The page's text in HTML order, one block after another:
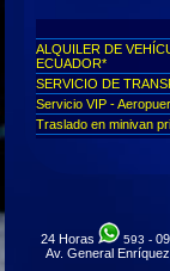
ALQUILER DE
ECUADOR*
SERVICIO DE
Servicio VIP -
Traslado en minivan
Turismo para
Servicio ejecutivo
Transoirte VIP
24 Horas 593 -
Av. General